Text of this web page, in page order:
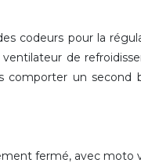
codeurs pour la
de
un
fermé, avec moto